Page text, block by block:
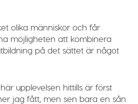
olika människor och får
möjligheten att kombinera
på det sättet är något
upplevelsen hittills är först
jag fått, men sen bara en sån